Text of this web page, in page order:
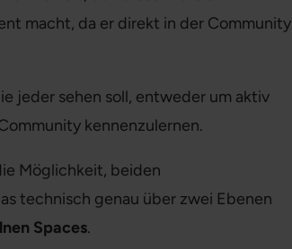
macht, da er direkt in der Community
jeder sehen soll, entweder um aktiv
kennenzulernen.
Möglichkeit, beiden
technisch genau über zwei Ebenen
Spaces.